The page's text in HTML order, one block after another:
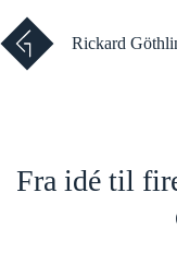
til
innholdet
Rickard
Fra idé til